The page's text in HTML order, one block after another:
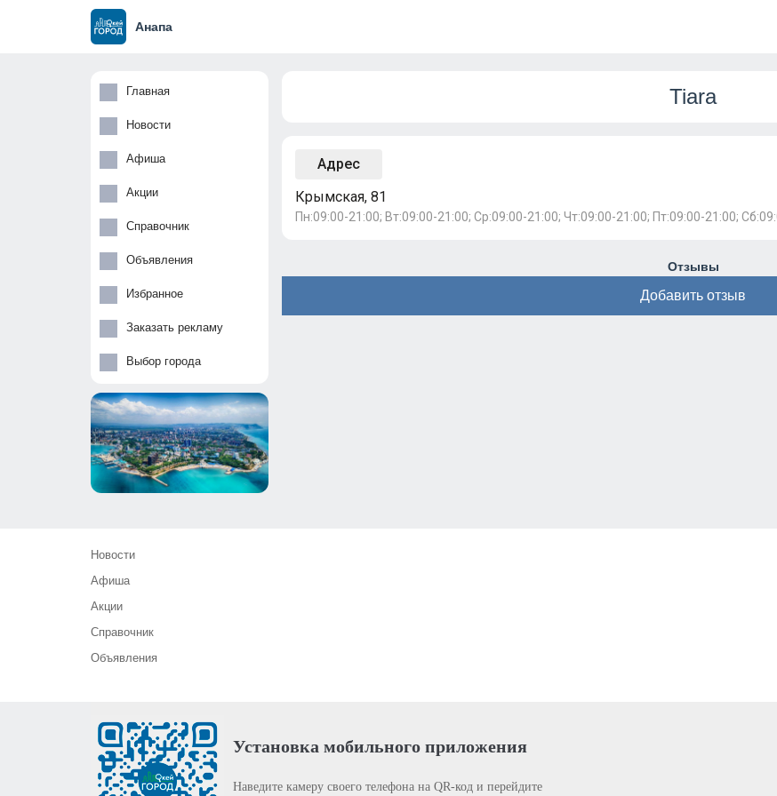
Анапа
Главная
Новости
Афиша
Акции
Справочник
Объявления
Избранное
Заказать рекламу
Выбор города
Tiara
Адрес
Крымская, 81
Пн:09:00-21:00; Вт:09:00-21:00; Ср:09:00-21:00; Чт:09:00-21:00; Пт:09:00-21:00;
Отзывы
Добавить отзыв
Новости
Афиша
Акции
Справочник
Объявления
Установка мобильного приложения
Наведите камеру своего телефона на QR-код и перейдите